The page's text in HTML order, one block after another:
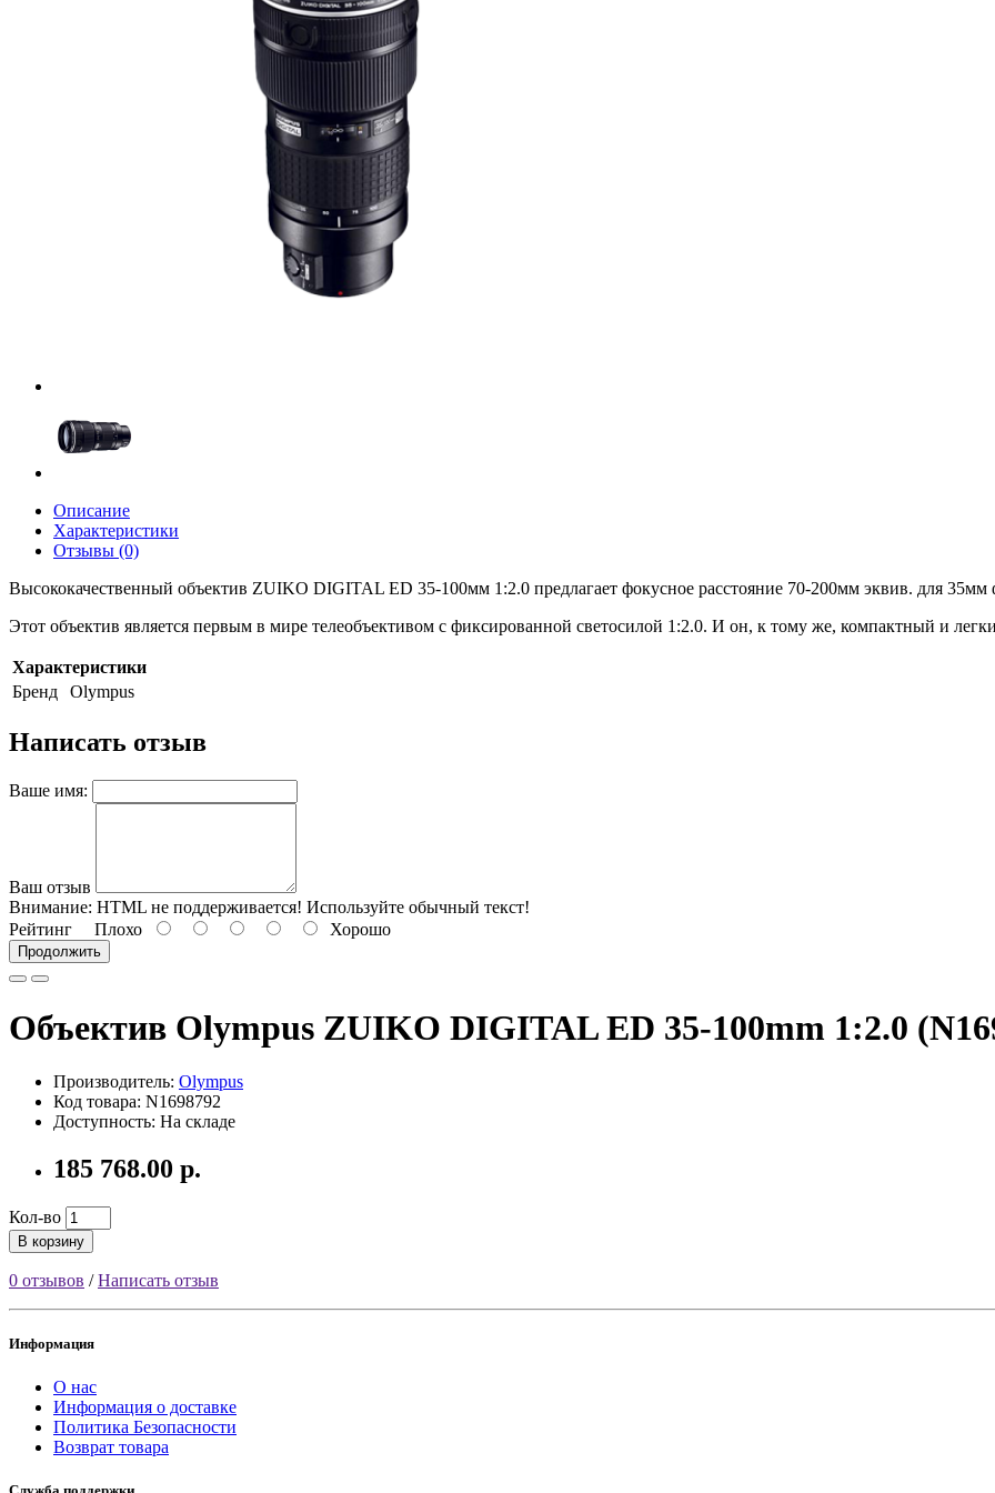
Описание
Характеристики
Отзывы (0)
Высококачественный объектив ZUIKO DIGITAL ED 35-100мм 1:2.0 предлагает фокусное расстояние 70-200мм эквив. для 35мм
Этот объектив является первым в мире телеобъективом с фиксированной светосилой 1:2.0. И он, к тому же, компактный и
Характеристики
Бренд
Olympus
Написать отзыв
Ваше имя:
Ваш отзыв
Внимание: HTML не поддерживается! Используйте обычный текст!
Рейтинг Плохо Хорошо
Продолжить
Объектив Olympus ZUIKO DIGITAL ED 35-100mm 1:2.0
Производитель: Olympus
Код товара: N1698792
Доступность: На складе
185 768.00 р.
Кол-во
В корзину
0 отзывов /Написать отзыв
Информация
О нас
Информация о доставке
Политика Безопасности
Возврат товара